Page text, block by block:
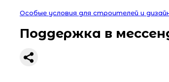
Особые условия для строителей и
Поддержка в